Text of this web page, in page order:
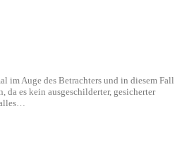
im Auge des Betrachters und in diesem Fall
es kein ausgeschilderter, gesicherter